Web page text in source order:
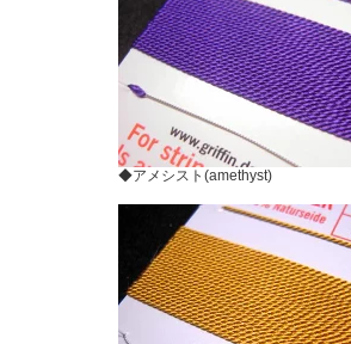
◆アメシスト(amethyst)